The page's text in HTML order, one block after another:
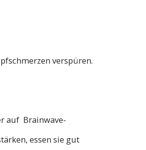
verspüren.
auf Brainwave-
essen sie gut